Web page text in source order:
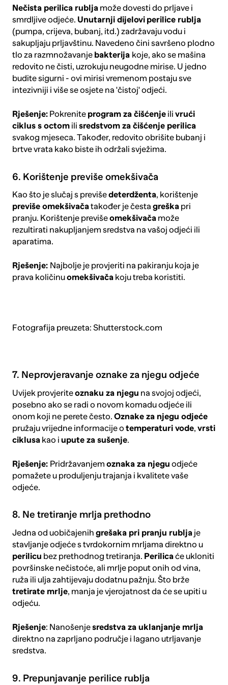
Nečista perilica rubljamože dovesti do prljave i
smrdljive odjeće. Unutarnji dijelovi perilice rublja
(pumpa, crijeva, bubanj, itd.) zadržavaju vodu i
sakupljaju prljavštinu. Navedeno čini savršeno plodno
tlo za razmnožavanje bakterija koje, ako se mašina
redovito ne čisti, uzrokuju neugodne mirise. U jedno
budite sigurni - ovi mirisi vremenom postaju sve
intezivniji i više se osjete na 'čistoj' odjeći.
Rješenje:Pokrenite program za čišćenjeili vrući
ciklus s octomili sredstvom za čišćenje perilica
svakog mjeseca. Također, redovito obrišite bubanj i
brtve vrata kako biste ih održali svježima.
6. Korištenje previše omekšivača
Kao što je slučaj s previšedeterdženta, korištenje
previše omekšivačatakođer je česta greškapri
pranju. Korištenje previšeomekšivačamože
rezultirati nakupljanjem sredstva na vašoj odjeći ili
aparatima.
Rješenje: Najbolje je provjeriti na pakiranju koja je
prava količinuomekšivačakoju treba koristiti.
Fotografija preuzeta: Shutterstock.com
7. Neprovjeravanje oznake za njegu odjeće
Uvijek provjeriteoznaku za njegu na svojoj odjeći,
posebno ako se radi o novom komadu odjeće ili
onom koji ne perete često. Oznake za njegu odjeće
pružaju vrijedne informacije o temperaturi vode, vrsti
ciklusakao i upute za sušenje.
Rješenje: Pridržavanjem oznaka za njegu odjeće
pomažete u produljenju trajanja i kvalitete vaše
odjeće.
8. Ne tretiranje mrlja prethodno
Jedna od uobičajenih grešaka pri pranju rubljaje
stavljanje odjeće s tvrdokornim mrljama direktno u
perilicu bez prethodnog tretiranja. Perilicaće ukloniti
površinske nečistoće, ali mrlje poput onih od vina,
ruža ili ulja zahtijevaju dodatnu pažnju. Što brže
tretirate mrlje, manja je vjerojatnost da će se upiti u
odjeću.
Rješenje: Nanošenjesredstva za uklanjanje mrlja
direktno na zaprljano područje i lagano utrljavanje
sredstva.
9. Prepunjavanje perilice rublja